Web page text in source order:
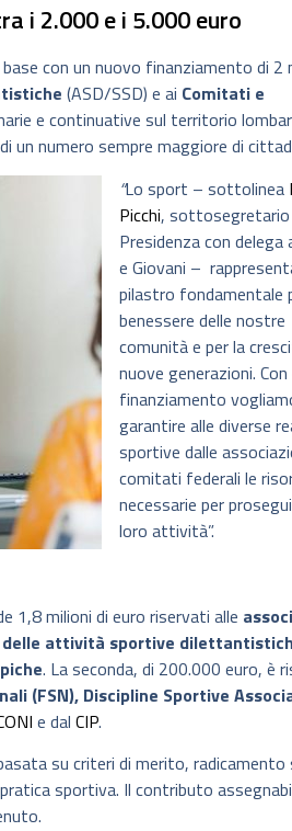
i 2.000 e i 5.000 euro
con un nuovo finanziamento di 2
(ASD/SSD) e ai Comitati e
e continuative sul territorio
numero sempre maggiore di
“Lo sport – sottolinea
Picchi, sottosegretario
Presidenza con delega
e Giovani –
pilastro fondamentale
benessere delle nostre
comunità e per la
nuove generazioni.
finanziamento
garantire alle diverse
sportive dalle
comitati federali le
necessarie per
loro attività”.
1,8 milioni di euro riservati alle
delle attività sportive
. La seconda, di 200.000 euro, è
(FSN), Discipline Sportive
e dal CIP.
su criteri di merito, radicamento
sportiva. Il contributo